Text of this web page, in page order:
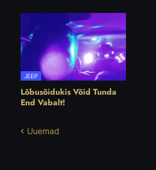
JEEP
Lõbusõidukis Võid Tunda
End Vabalt!
Uuemad